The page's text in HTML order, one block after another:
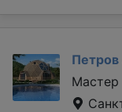
Мастер